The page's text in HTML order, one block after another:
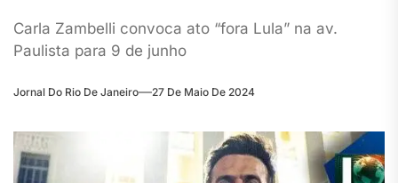
Carla Zambelli convoca ato “fora Lula” na av.
Paulista para 9 de junho
Jornal Do Rio De Janeiro 27 De Maio De 2024